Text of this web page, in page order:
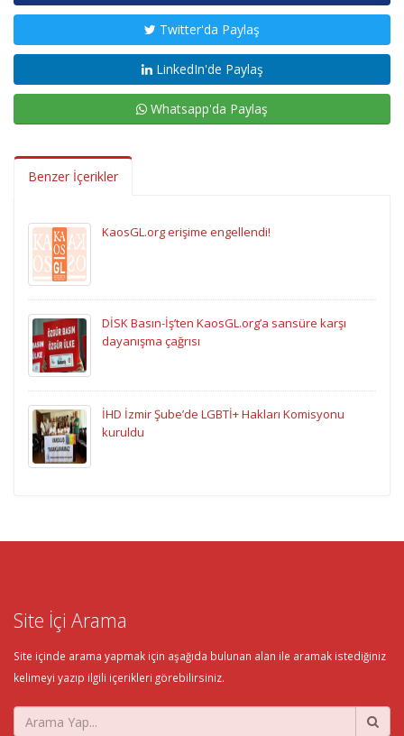
Twitter'da Paylaş
LinkedIn'de Paylaş
Whatsapp'da Paylaş
Benzer İçerikler
KaosGL.org erişime engellendi!
DİSK Basın-İş’ten KaosGL.org’a sansüre karşı
dayanışma çağrısı
İHD İzmir Şube’de LGBTİ+ Hakları Komisyonu
kuruldu
Site İçi Arama
Site içinde arama yapmak için aşağıda bulunan alan ile aramak istediğiniz
kelimeyi yazıp ilgili içerikleri görebilirsiniz.